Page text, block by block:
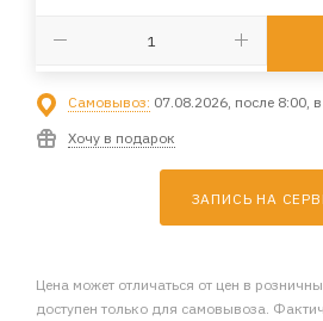
Самовывоз: 07.08.2026, после 8:00,
Хочу в подарок
ЗАПИСЬ НА
Цена может отличаться от цен в
доступен только для самовывоза.